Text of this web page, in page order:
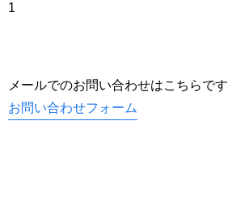
1
メールでのお問い合わせはこちらです
お問い合わせフォーム